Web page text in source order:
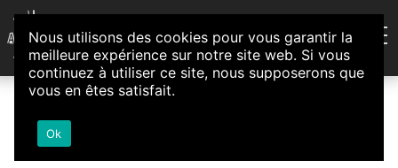
Aller au contenu
Association d'Animation et d'Initiatives Citoyennes
Loire-Authion
Nous utilisons des cookies pour vous garantir la
meilleure expérience sur notre site web. Si vous
continuez à utiliser ce site, nous supposerons que
vous en êtes satisfait.
Ok